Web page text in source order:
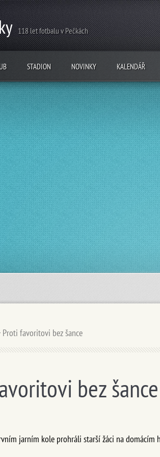
118 let fotbalu v Pečkách
STADION NOVINKY KALENDÁŘ
Proti favoritovi bez šance
bez šance
jarním kole prohráli starší žáci na domácím